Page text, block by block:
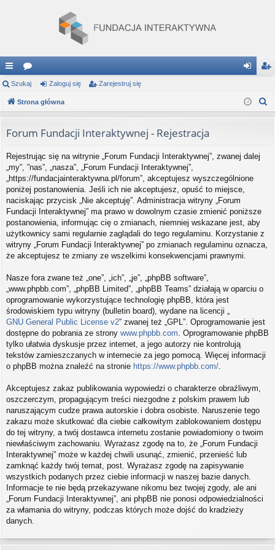
ię
ce
…
or
a og
ę
ej
Szukaj Zaloguj się Zarejestruj się
Strona główna
Forum Fundacji Interaktywnej - Rejestracja
Rejestrując się na witrynie „Forum Fundacji Interaktywnej”, zwanej dalej
„my”, ”nas”, „nasza”, „Forum Fundacji Interaktywnej”,
„https://fundacjainteraktywna.pl/forum”, akceptujesz wyszczególnione
poniżej postanowienia. Jeśli ich nie akceptujesz, opuść to miejsce,
naciskając przycisk „Nie akceptuję”. Administracja witryny „Forum
Fundacji Interaktywnej” ma prawo w dowolnym czasie zmienić poniższe
postanowienia, informując cię o zmianach, niemniej wskazane jest, aby
użytkownicy sami regularnie zaglądali do tego regulaminu. Korzystanie z
witryny „Forum Fundacji Interaktywnej” po zmianach regulaminu oznacza,
że akceptujesz te zmiany ze wszelkimi konsekwencjami prawnymi.
Nasze fora zwane też „one”, „ich”, „je”, „phpBB software”,
„www.phpbb.com”, „phpBB Limited”, „phpBB Teams” działają w oparciu o
oprogramowanie wykorzystujące technologię phpBB, która jest
środowiskiem typu witryny (bulletin board), wydane na licencji „
GNU General Public License v2” zwanej też „GPL”. Oprogramowanie jest
dostępne do pobrania ze strony www.phpbb.com . Oprogramowanie phpBB
tylko ułatwia dyskusje przez internet, a jego autorzy nie kontrolują
tekstów zamieszczanych w internecie za jego pomocą. Więcej informacji
o phpBB można znaleźć na stronie https://www.phpbb.com/
Akceptujesz zakaz publikowania wypowiedzi o charakterze obraźliwym,
oszczerczym, propagującym treści niezgodne z polskim prawem lub
naruszającym cudze prawa autorskie i dobra osobiste. Naruszenie tego
zakazu może skutkować dla ciebie całkowitym zablokowaniem dostępu
do tej witryny, a twój dostawca internetu zostanie powiadomiony o twoim
niewłaściwym zachowaniu. Wyrażasz zgodę na to, że „Forum Fundacji
Interaktywnej” może w każdej chwili usunąć, zmienić, przenieść lub
zamknąć każdy twój temat, post. Wyrażasz zgodę na zapisywanie
wszystkich podanych przez ciebie informacji w naszej bazie danych.
Informacje te nie będą przekazywane nikomu bez twojej zgody, ale ani
„Forum Fundacji Interaktywnej”, ani phpBB nie ponosi odpowiedzialności
za włamania do witryny, podczas których może dojść do kradzieży
danych.